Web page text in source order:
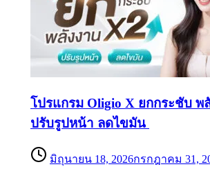
โปรแกรม Oligio X ยกกระชับ พ
ปรับรูปหน้า ลดไขมัน
มิถุนายน 18, 2026กรกฎาคม 31,